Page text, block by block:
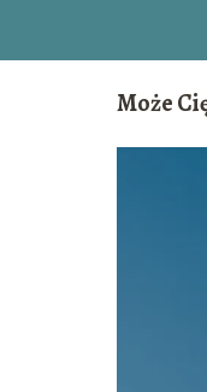
Może